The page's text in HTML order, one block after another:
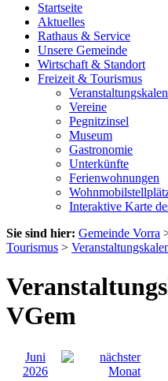
Startseite
Aktuelles
Rathaus & Service
Unsere Gemeinde
Wirtschaft & Standort
Freizeit & Tourismus
Vereine
Pegnitzinsel
Museum
Gastronomie
Unterkünfte
Ferienwohnungen
Interaktive Karte
Sie sind hier: Gemeinde Vorra
Tourismus >
VGem
Juni
2026